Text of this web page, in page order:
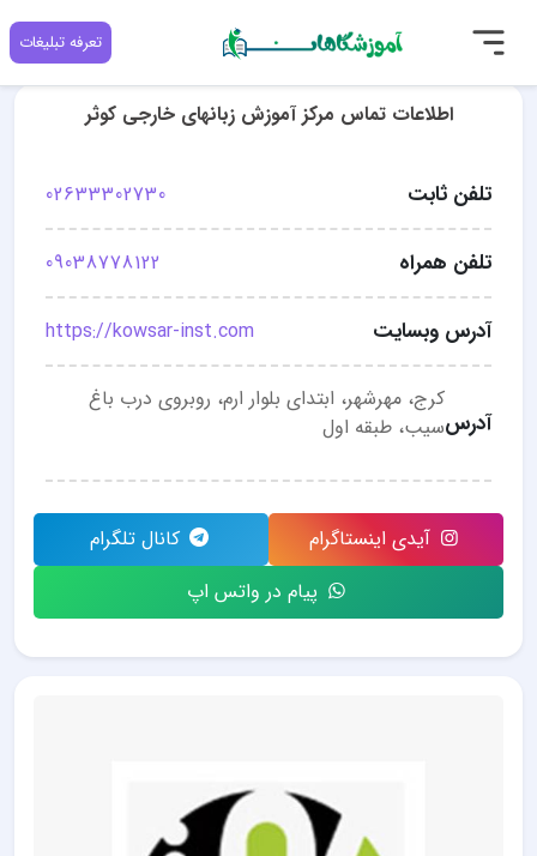
تعرفه تبلیغات
اطلاعات تماس مرکز آموزش زبانهای خارجی کوثر
تلفن ثابت 02633302730
تلفن همراه 09038778122
آدرس وبسایت https://kowsar-inst.com
آدرس
کرج، مهرشهر، ابتدای بلوار ارم، روبروی درب باغ
سیب، طبقه اول
آیدی اینستاگرام
کانال تلگرام
پیام در واتس اپ